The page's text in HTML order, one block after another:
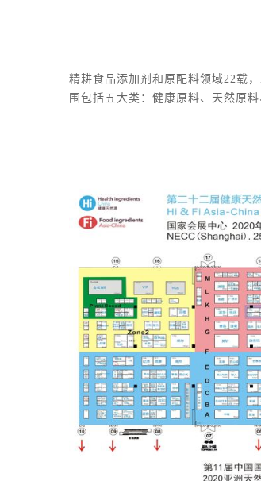
精耕食品添加剂和原配料领域22载
围包括五大类：健康原料、天然原